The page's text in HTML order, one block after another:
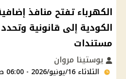
الكهرباء تفتح منافذ
مستندات
يوستينا مروان
الثلاثاء 16/يونيو/2026 - 06:00 ص